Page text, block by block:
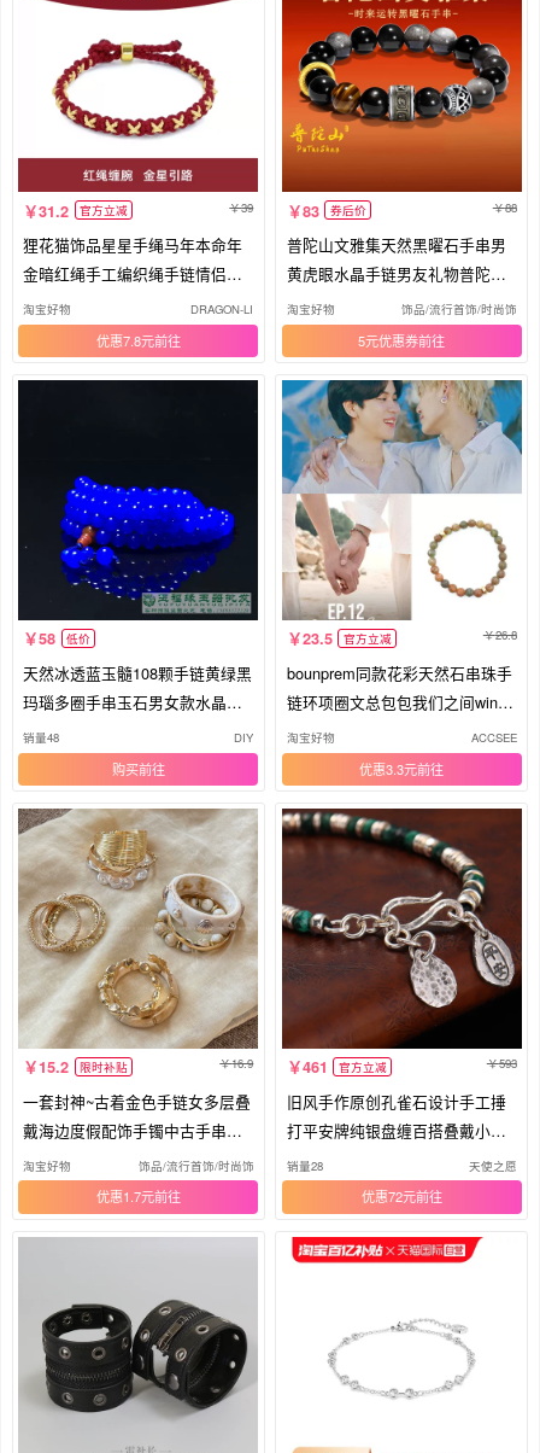
31.2 官方立减 39
狸花猫饰品星星手绳马年本命年
金暗红绳手工编织绳手链情侣礼
物
淘宝好物 DRAGON-LI
优惠7.8元
83 券后价 88
普陀山文雅集天然黑曜石手串男
黄虎眼水晶手链男友礼物普陀山
文创
淘宝好物 饰品/流行首饰/时尚饰品
5元优惠券
58 低价
天然冰透蓝玉髓108颗手链黄绿黑
玛瑙多圈手串玉石男女款水晶佛
珠
销量48 DIY
购买
23.5 官方立减 26.8
bounprem同款花彩天然石串珠手
链环项圈文总包包我们之间winte
am
淘宝好物 ACCSEE
优惠3.3元
15.2 限时补贴 16.9
一套封神~古着金色手链女多层叠
戴海边度假配饰手镯中古手串手
饰
淘宝好物 饰品/流行首饰/时尚饰品新
优惠1.7元
461 官方立减 593
旧风手作原创孔雀石设计手工捶
打平安牌纯银盘缠百搭叠戴小众
手链
销量28 天使之愿
优惠72元